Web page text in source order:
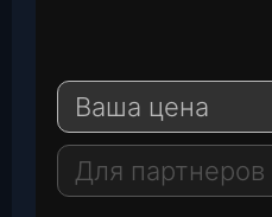
e
r
a
m
a
s
A
p
a
i
l
Ваша цена
Для партнеров